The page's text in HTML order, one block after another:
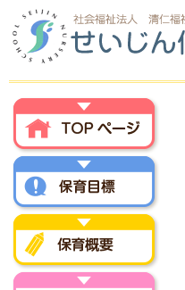
トップページ
保育方針
保育概要